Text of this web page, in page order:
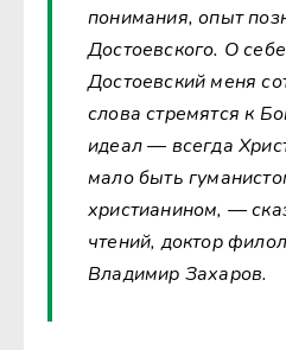
понимания, опыт
Достоевского. О
Достоевский меня
слова стремятся к
идеал — всегда
мало быть
христианином, —
чтений, доктор
Владимир Захаров.